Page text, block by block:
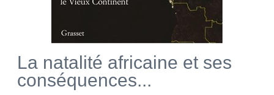
La natalité africaine et ses
conséquences...